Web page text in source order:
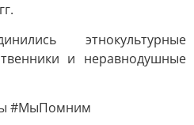
этнокультурные
и неравнодушные
#МыПомним